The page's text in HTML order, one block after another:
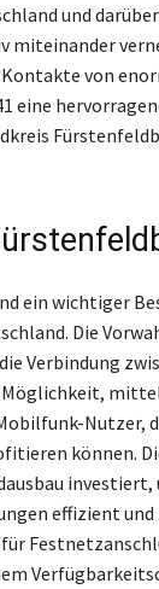
und
miteinander
von
eine
ein wichtiger
Die
Verbindung
Nutzer,
können.
investiert,
effizient und